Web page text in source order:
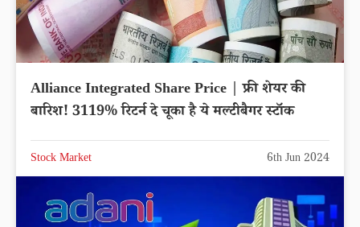
Alliance Integrated Share Price | फ्री शेयर की
बारिश! 3119% रिटर्न दे चूका है ये मल्टीबैगर स्टॉक
Stock Market 6th Jun 2024